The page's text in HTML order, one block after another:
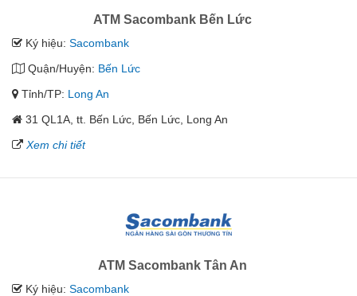
ATM Sacombank Bến Lức
Ký hiệu: Sacombank
Quận/Huyện: Bến Lức
Tỉnh/TP: Long An
31 QL1A, tt. Bến Lức, Bến Lức, Long An
Xem chi tiết
ATM Sacombank Tân An
Ký hiệu: Sacombank